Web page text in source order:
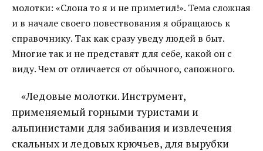
молотки: «Слона то я и не приметил!». Тема сложная
и в начале своего повествования я обращаюсь к
справочнику. Так как сразу уведу людей в быт.
Многие так и не представят для себе, какой он с
виду. Чем от отличается от обычного, сапожного.
«Ледовые молотки. Инструмент,
применяемый горными туристами и
альпинистами для забивания и извлечения
скальных и ледовых крючьев, для вырубки